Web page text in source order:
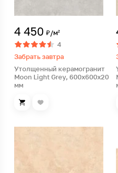
4 450 ₽/м²
4
Забрать завтра
Утолщенный керамогранит
Moon Light Grey, 600х600х20
мм